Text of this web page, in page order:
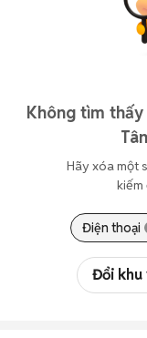
Không tìm
Hãy xóa một
kiếm
Điện thoại
Đổi khu